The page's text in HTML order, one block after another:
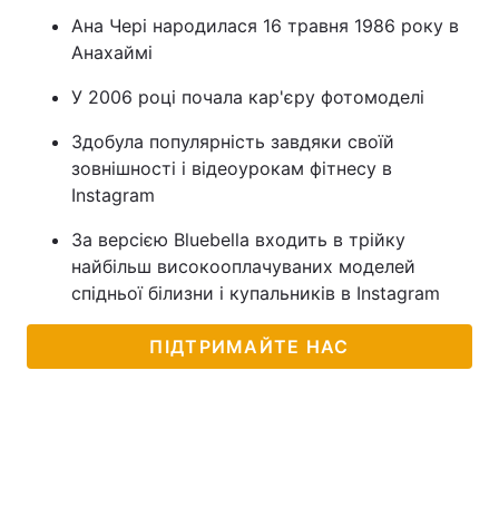
Ана Чері народилася 16 травня 1986 року в
Анахаймі
У 2006 році почала кар'єру фотомоделі
Здобула популярність завдяки своїй
зовнішності і відеоурокам фітнесу в
Instagram
За версією Bluebella входить в трійку
найбільш високооплачуваних моделей
спідньої білизни і купальників в Instagram
ПІДТРИМАЙТЕ НАС